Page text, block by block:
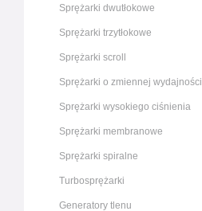
Sprężarki dwutłokowe
Sprężarki trzytłokowe
Sprężarki scroll
Sprężarki o zmiennej wydajności
Sprężarki wysokiego ciśnienia
Sprężarki membranowe
Sprężarki spiralne
Turbosprężarki
Generatory tlenu